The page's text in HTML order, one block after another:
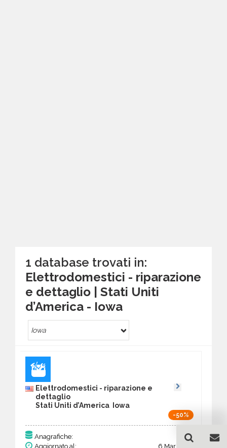
1 database trovati in:
Elettrodomestici - riparazione
e dettaglio | Stati Uniti
d’America - Iowa
Iowa
Elettrodomestici - riparazione e
dettaglio
Stati Uniti d’America Iowa
-50%
Anagrafiche:
114
Aggiornato al:
6 Mar 2026